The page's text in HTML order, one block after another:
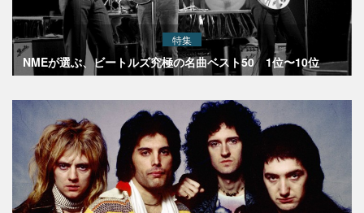
特集
NMEが選ぶ、ビートルズ究極の名曲ベスト50 1位〜10位